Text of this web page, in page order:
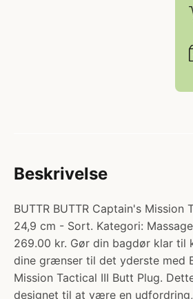
Beskrivelse
BUTTR BUTTR Captain's Mission
24,9 cm - Sort. Kategori:
269.00 kr. Gør din bagdør klar til
dine grænser til det yderste med
Mission Tactical III Butt Plug.
designet til at være en